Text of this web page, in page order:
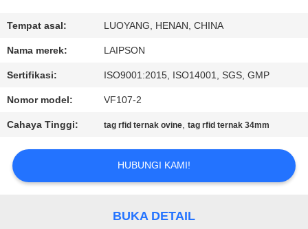
HUBUNGI
KAMI
PERMINTAAN
PENAWARAN
Tempat asal: LUOYANG, HENAN, CHINA
Nama merek: LAIPSON
Sertifikasi: ISO9001:2015, ISO14001, SGS, GMP
Nomor model: VF107-2
Cahaya Tinggi: tag rfid ternak ovine,tag rfid ternak 34mm
HUBUNGI KAMI!
BUKA DETAIL